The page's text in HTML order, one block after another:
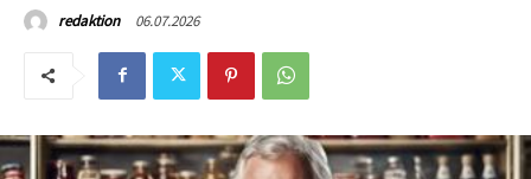
redaktion 06.07.2026